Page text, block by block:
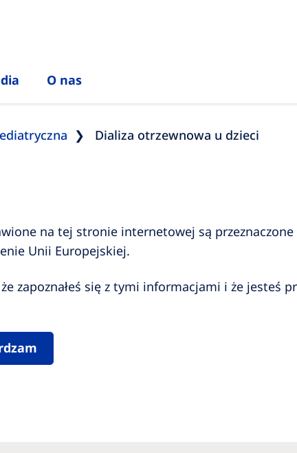
O nas
Dializa otrzewnowa u dzieci
na tej stronie internetowej są przeznaczone
Unii Europejskiej.
zapoznałeś się z tymi informacjami i że jesteś